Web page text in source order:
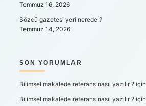
Temmuz 16, 2026
Sözcü gazetesi yeri nerede ?
Temmuz 14, 2026
SON YORUMLAR
Bilimsel makalede referans nasıl yazılır ?için
Bilimsel makalede referans nasıl yazılır ?için